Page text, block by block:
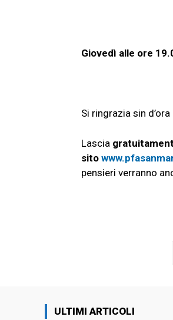
Giovedì alle ore
Si ringrazia sin
Lascia
sito
pensieri verranno
ULTIMI ARTICOLI